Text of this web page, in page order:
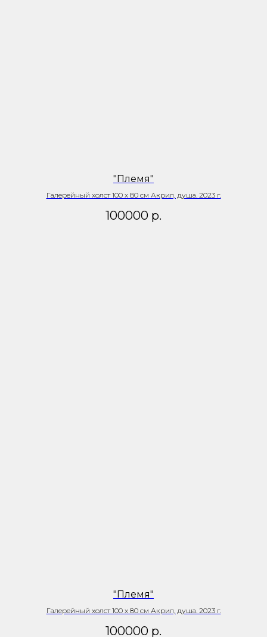
"Племя"
Галерейный холст 100 х 80 см Акрил, душа. 2023 г.
100000 р.
"Племя"
Галерейный холст 100 х 80 см Акрил, душа. 2023 г.
100000 р.